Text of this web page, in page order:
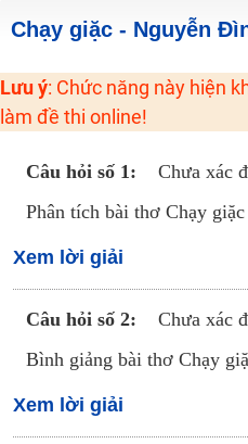
2K6! Lộ Trình Sun 2024 - Ba
Khuyến Mãi Khoá Học 1K Chỉ
Đồng giá khóa học 499K - 399K
Luyện thi vào lớp 10 môn Toán,
Chạy giặc - Nguyễn
Lưu ý: Chức năng này hiện
làm đề thi online!
Câu hỏi số 1:
Chưa xác
Phân tích bài thơ Chạy
Xem lời giải
Câu hỏi số 2:
Chưa xác
Bình giảng bài thơ Chạy
Xem lời giải